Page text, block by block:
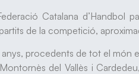
Catalana
de la competició,
procedents de tot el món
del Vallès i